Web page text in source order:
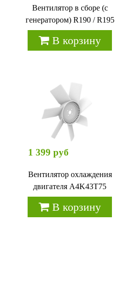
Вентилятор в сборе (с
генератором) R190 / R195
В корзину
1 399 руб
Вентилятор охлаждения
двигателя A4K43T75
В корзину